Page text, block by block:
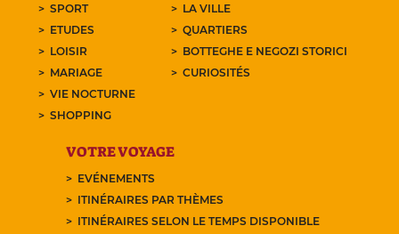
SPORT
ETUDES
LOISIR
MARIAGE
VIE NOCTURNE
SHOPPING
LA VILLE
QUARTIERS
BOTTEGHE E NEGOZI STORICI
CURIOSITÉS
VOTRE VOYAGE
EVÉNEMENTS
ITINÉRAIRES PAR THÈMES
ITINÉRAIRES SELON LE TEMPS DISPONIBLE